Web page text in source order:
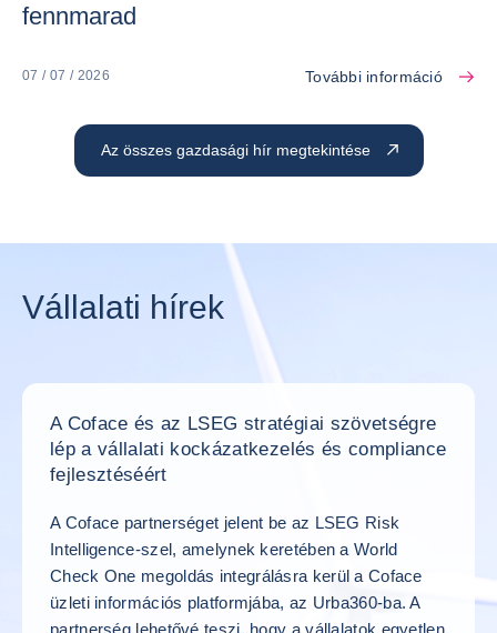
Az összes gazdasági hír megtekintése
fennmarad
07 / 07 / 2026 További információ
Vállalati hírek
A Coface és az LSEG stratégiai szövetségre
lép a vállalati kockázatkezelés és compliance
fejlesztéséért
A Coface partnerséget jelent be az LSEG Risk
Intelligence-szel, amelynek keretében a World
Check One megoldás integrálásra kerül a Coface
üzleti információs platformjába, az Urba360-ba. A
partnerség lehetővé teszi, hogy a vállalatok egyetlen